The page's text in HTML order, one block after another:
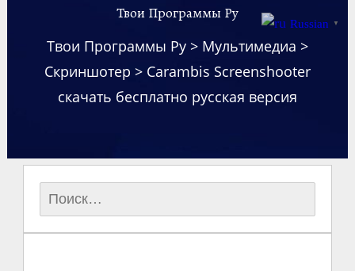
Твои Программы Ру
Твои Программы Ру> Мультимедиа >
Скриншотер > Carambis Screenshooter
скачать бесплатно русская версия
Найти:
Russian ▼